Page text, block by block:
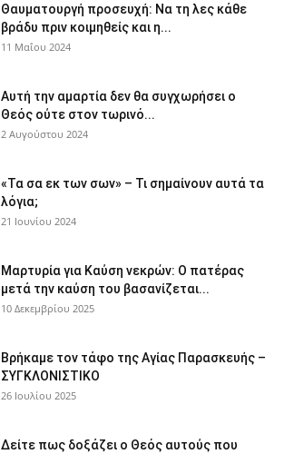
Θαυματουργή προσευχή: Να τη λες κάθε
βράδυ πριν κοιμηθείς και η...
11 Μαΐου 2024
Αυτή την αμαρτία δεν θα συγχωρήσει ο
Θεός ούτε στον τωρινό...
2 Αυγούστου 2024
«Τα σα εκ των σων» – Τι σημαίνουν αυτά τα
λόγια;
21 Ιουνίου 2024
Μαρτυρία για Καύση νεκρών: Ο πατέρας
μετά την καύση του βασανίζεται...
10 Δεκεμβρίου 2025
Βρήκαμε τον τάφο της Αγίας Παρασκευής –
ΣΥΓΚΛΟΝΙΣΤΙΚΟ
26 Ιουλίου 2025
Δείτε πως δοξάζει ο Θεός αυτούς που